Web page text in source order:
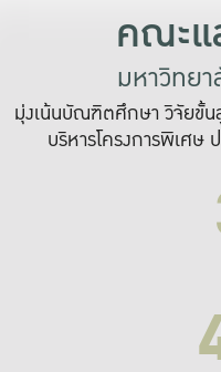
คณะแ
มหาวิทย
มุ่งเน้นบัณฑิตศึกษา วิจัยขั้น
บริหารโครงการพิเศษ